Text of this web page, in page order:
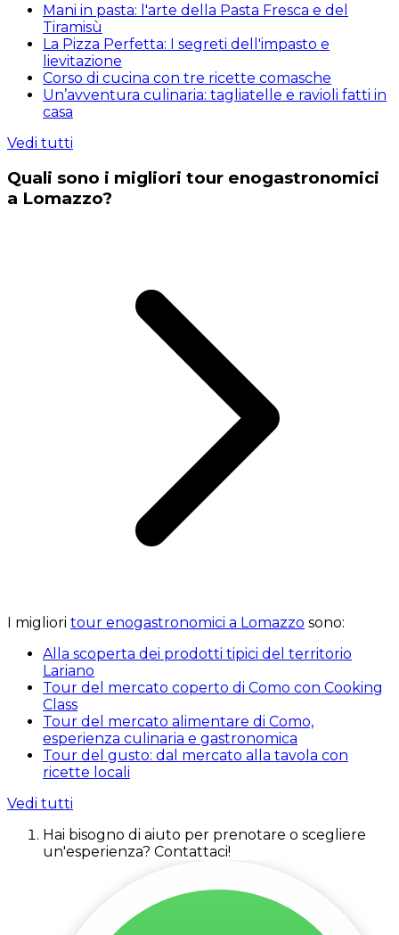
Mani in pasta: l'arte della Pasta Fresca e del
Tiramisù
La Pizza Perfetta: I segreti dell'impasto e
lievitazione
Corso di cucina con tre ricette comasche
Un’avventura culinaria: tagliatelle e ravioli fatti in
casa
Vedi tutti
Quali sono i migliori tour enogastronomici
a Lomazzo?
I migliori tour enogastronomici a Lomazzo sono:
Alla scoperta dei prodotti tipici del territorio
Lariano
Tour del mercato coperto di Como con Cooking
Class
Tour del mercato alimentare di Como,
esperienza culinaria e gastronomica
Tour del gusto: dal mercato alla tavola con
ricette locali
Vedi tutti
Hai bisogno di aiuto per prenotare o scegliere
un'esperienza? Contattaci!